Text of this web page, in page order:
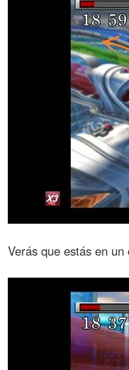
Verás que estás en